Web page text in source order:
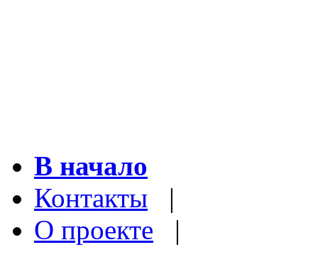
В начало
Контакты |
О проекте |